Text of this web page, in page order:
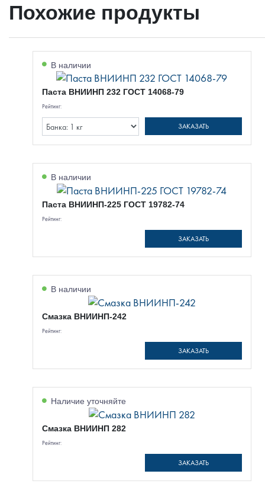
Похожие продукты
В наличии
Паста ВНИИНП 232 ГОСТ 14068-79
Рейтинг:
ЗАКАЗАТЬ
В наличии
Паста ВНИИНП-225 ГОСТ 19782-74
Рейтинг:
ЗАКАЗАТЬ
В наличии
Смазка ВНИИНП-242
Рейтинг:
ЗАКАЗАТЬ
Наличие уточняйте
Смазка ВНИИНП 282
Рейтинг:
ЗАКАЗАТЬ